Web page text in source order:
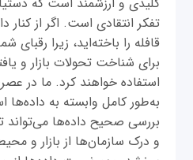
تفکر انتقادی است. اگر از کنار
قافله را باخته‌اید، زیرا رقبای
برای شناخت تحولات بازار و
استفاده خواهند کرد. ما در
به‌طور کامل وابسته به
بررسی صحیح داده‌ها می‌تواند
و درک سازمان‌ها از بازار و